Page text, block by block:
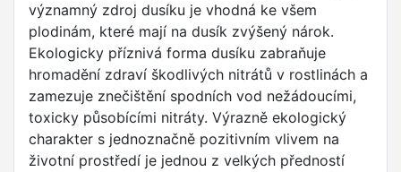
významný zdroj dusíku je vhodná ke všem
plodinám, které mají na dusík zvýšený nárok.
Ekologicky příznivá forma dusíku zabraňuje
hromadění zdraví škodlivých nitrátů v rostlinách a
zamezuje znečištění spodních vod nežádoucími,
toxicky působícími nitráty. Výrazně ekologický
charakter s jednoznačně pozitivním vlivem na
životní prostředí je jednou z velkých předností